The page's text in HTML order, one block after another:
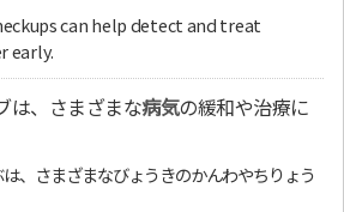
can help detect and treat
early.
は、さまざまな病気の緩和や治療に
、さまざまなびょうきのかんわやちりょう